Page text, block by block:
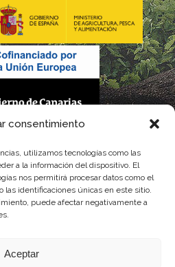
consentimiento
utilizamos tecnologías como las
a la información del dispositivo. El
nos permitirá procesar datos como el
las identificaciones únicas en este sitio.
puede afectar negativamente a
Aceptar
el Gobierno de Canarias
de gastos del Instituto Canario de
Agroalimentaria